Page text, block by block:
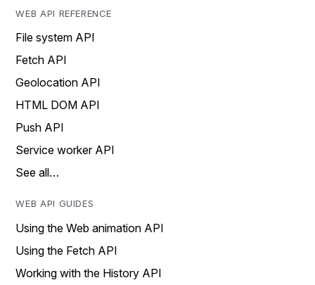
WEB API REFERENCE
File system API
Fetch API
Geolocation API
HTML DOM API
Push API
Service worker API
See all…
WEB API GUIDES
Using the Web animation API
Using the Fetch API
Working with the History API